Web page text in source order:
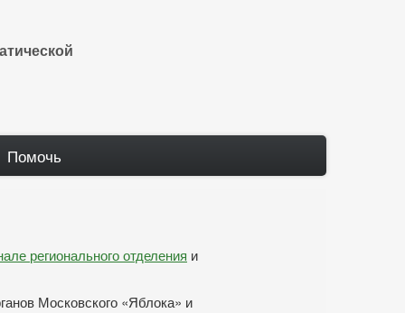
Помочь
регионального отделения и
Московского «Яблока» и